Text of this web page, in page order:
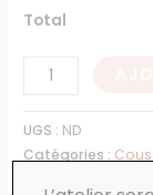
Total
UGS : ND
Catégories :